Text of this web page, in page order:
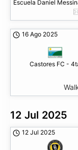
Escuela Daniel
16 Ago 2025
Castores FC -
12 Jul 2025
12 Jul 2025